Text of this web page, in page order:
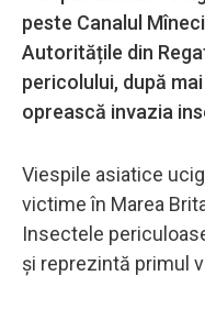
peste Canalul
Autoritățile din
pericolului, după
oprească invazia
Viespile asiatice
victime în Marea
Insectele
și reprezintă primul